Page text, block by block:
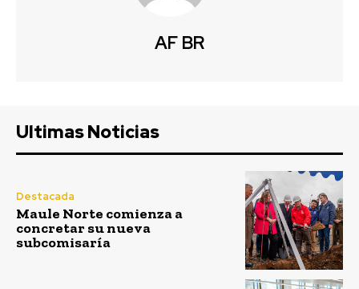
AF BR
Ultimas Noticias
Destacada
Maule Norte comienza a
concretar su nueva
subcomisaría